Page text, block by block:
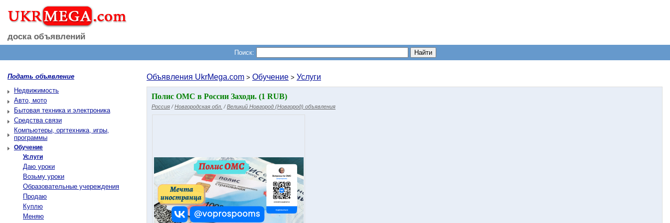
доска объявлений
Поиск:
Подать объявление
Недвижимость
Авто, мото
Бытовая техника и электроника
Средства связи
Компьютеры, оргтехника, игры,
программы
Обучение
Услуги
Даю уроки
Возьму уроки
Образовательные учереждения
Продаю
Куплю
Меняю
Объявления UkrMega.com > Обучение > Услуги
Полис ОМС в России Заходи. (1 RUB)
Россия /Новгородская обл. /Великий Новгород (Новгород) объявления